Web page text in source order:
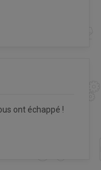
ont échappé !